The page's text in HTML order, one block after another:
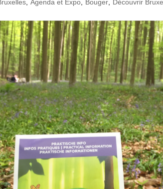
quand il pleut
endroits de
Acheter local à Bruxelles
Bruxelles BIO!
Bruxelles
🏛️ Monuments et
touristiques
Découvrez les
meilleurs monuments et
touristiques à visiter et voir à
Bruxelles
🌳 Nature, Parcs et Jardin à
Bruxelles
🎨 Musées et
Galleries
Découvez les
meilleurs musées et galleries à
Visiter à Bruxelles
Agenda et Expo Bouger Découvrir